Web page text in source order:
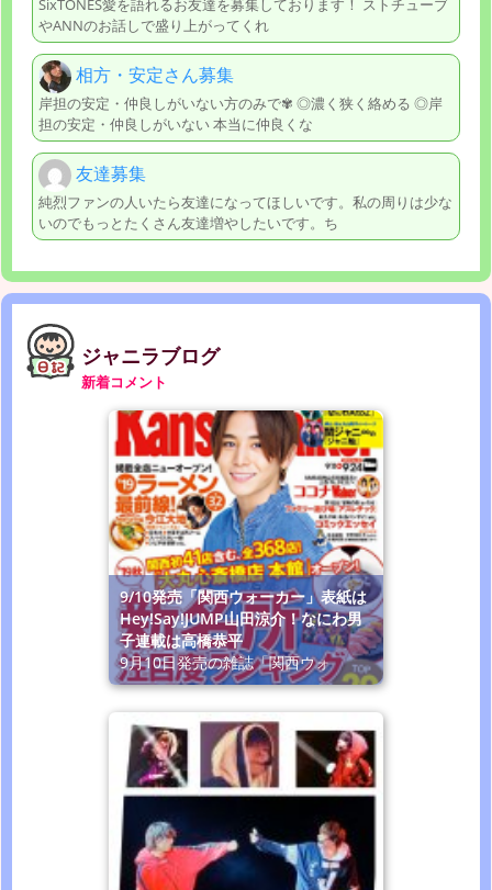
SixTONES愛を語れるお友達を募集しております！ ストチューブ
やANNのお話しで盛り上がってくれ
相方・安定さん募集
岸担の安定・仲良しがいない方のみで✾ ◎濃く狭く絡める ◎岸
担の安定・仲良しがいない 本当に仲良くな
友達募集
純烈ファンの人いたら友達になってほしいです。私の周りは少な
いのでもっとたくさん友達増やしたいです。ち
ジャニラブログ
新着コメント
9/10発売「関西ウォーカー」表紙は
Hey!Say!JUMP山田涼介！なにわ男
子連載は高橋恭平
9月10日発売の雑誌「関西ウォ